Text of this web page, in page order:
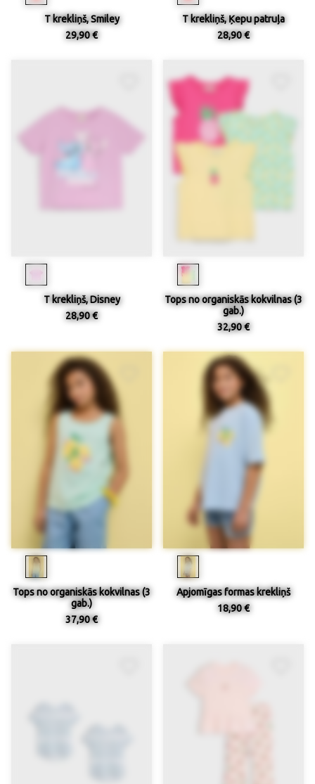
T krekliņš, Smiley
29,90 €
T krekliņš, Ķepu patruļa
28,90 €
T krekliņš, Disney
28,90 €
Tops no organiskās kokvilnas (3
gab.)
32,90 €
Tops no organiskās kokvilnas (3
gab.)
37,90 €
Apjomīgas formas krekliņš
18,90 €